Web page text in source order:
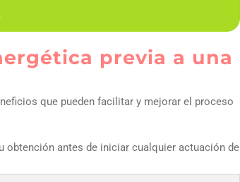
previa a una
que pueden facilitar y mejorar el proceso
obtención antes de iniciar cualquier actuación de